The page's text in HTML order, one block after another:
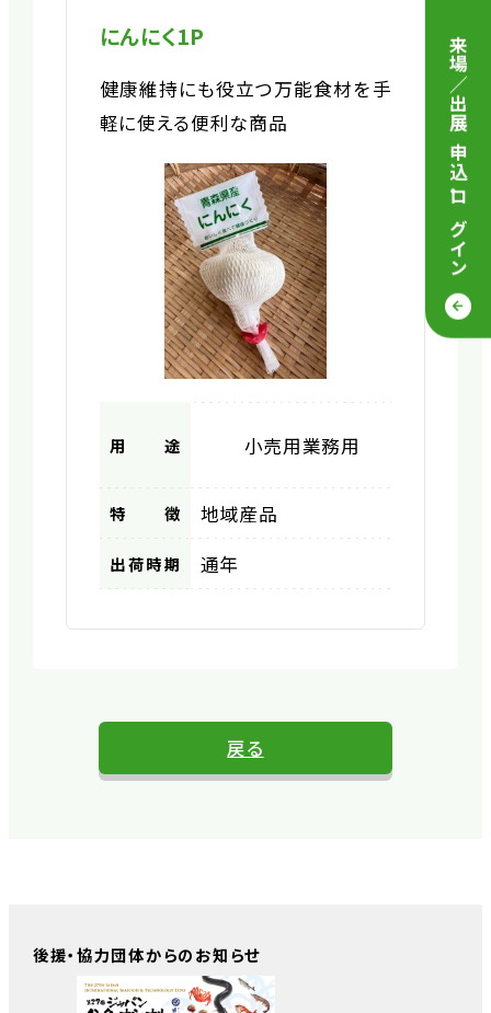
来場／出展 申込
・
ログイン
にんにく1P
健康維持にも役立つ万能食材を手
軽に使える便利な商品
用途 小売用業務用
特徴 地域産品
出荷時期 通年
戻る
後援・協力団体からのお知らせ